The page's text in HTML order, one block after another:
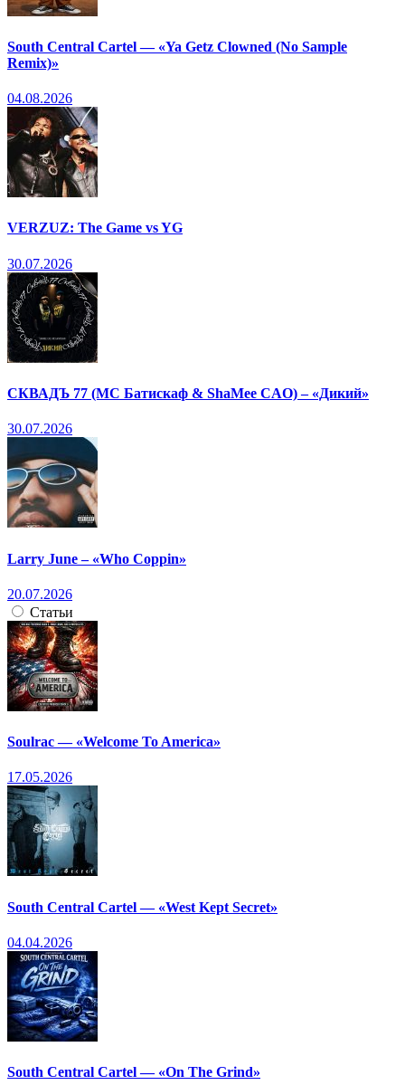
South Central Cartel — «Ya Getz Clowned (No Sample
Remix)»
04.08.2026
VERZUZ: The Game vs YG
30.07.2026
СКВАДЪ 77 (МС Батискаф & ShaMee CAO) – «Дикий»
30.07.2026
Larry June – «Who Coppin»
20.07.2026
Статьи
Soulrac — «Welcome To America»
17.05.2026
South Central Cartel — «West Kept Secret»
04.04.2026
South Central Cartel — «On The Grind»